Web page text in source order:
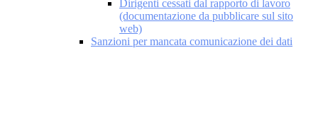
Dirigenti cessati dal rapporto di lavoro
(documentazione da pubblicare sul sito
web)
Sanzioni per mancata comunicazione dei dati